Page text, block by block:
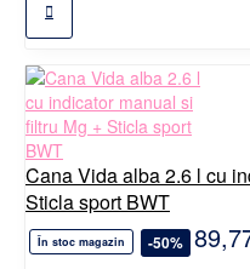
Cana Vida alba 2.6 l cu
Sticla sport BWT
În stoc magazin -50%